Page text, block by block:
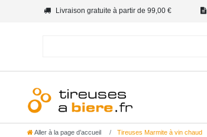
Livraison gratuite à partir de 99,00 €
Aller à la page d’accueil Tireuses Marmite à vin chaud